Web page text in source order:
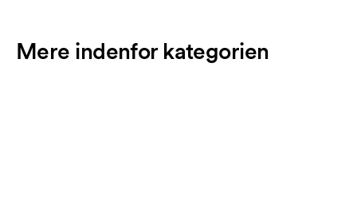
Mere indenfor kategorien